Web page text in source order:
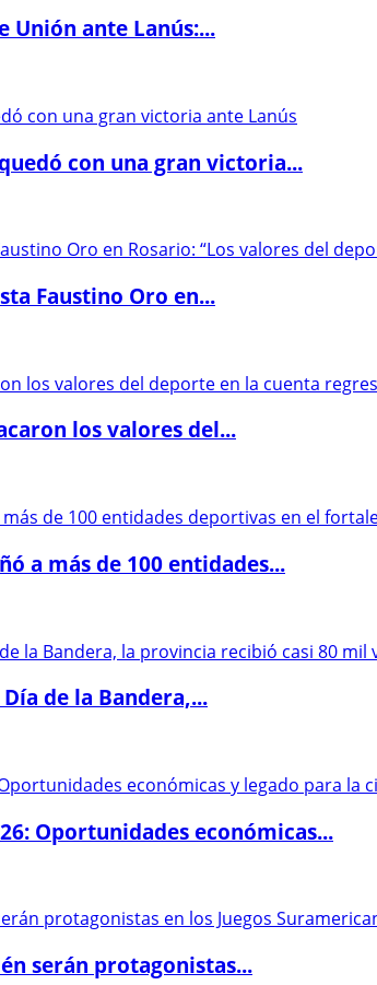
ante Lanús:...
con una gran victoria...
Faustino Oro en...
los valores del...
a más de 100 entidades...
de la Bandera,...
Oportunidades económicas...
serán protagonistas...